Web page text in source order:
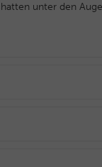
unter den
erschlafften
auftragen.